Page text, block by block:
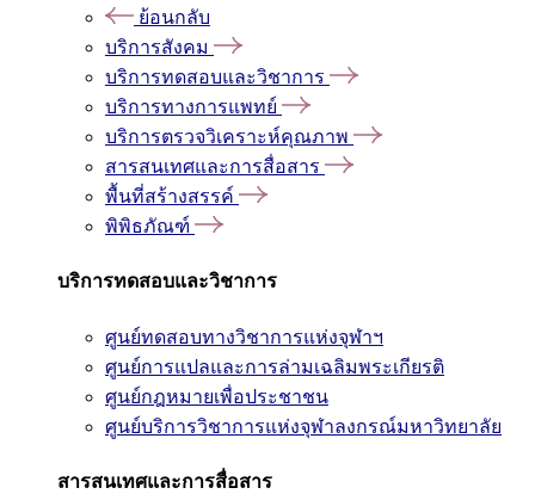
ย้อนกลับ
บริการสังคม
บริการทดสอบและวิชาการ
บริการทางการแพทย์
บริการตรวจวิเคราะห์คุณภาพ
สารสนเทศและการสื่อสาร
พื้นที่สร้างสรรค์
พิพิธภัณฑ์
บริการทดสอบและวิชาการ
ศูนย์ทดสอบทางวิชาการแห่งจุฬาฯ
ศูนย์การแปลและการล่ามเฉลิมพระเกียรติ
ศูนย์กฎหมายเพื่อประชาชน
ศูนย์บริการวิชาการแห่งจุฬาลงกรณ์มหาวิทยาลัย
สารสนเทศและการสื่อสาร